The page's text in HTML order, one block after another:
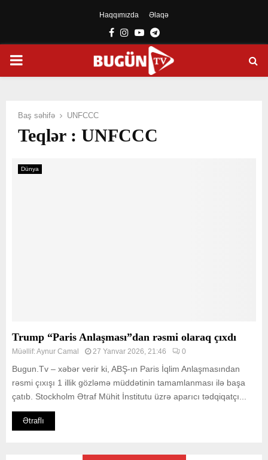
Haqqımızda Əlaqə
Facebook
Instagram
YoutubeTelegram
PRIMARY
Baş səhifə UNFCCC
Teqlər : UNFCCC
Dünya
Trump “Paris Anlaşması”dan rəsmi olaraq çıxdı
Müəllif:Aynur Camal 27 Yanvar 2026, 21:46 0
Bugun.Tv – xəbər verir ki, ABŞ-ın Paris İqlim Anlaşmasından
rəsmi çıxışı 1 illik gözləmə müddətinin tamamlanması ilə başa
çatıb. Stockholm Ətraf Mühit İnstitutu üzrə aparıcı tədqiqatçı...
Ətraflı